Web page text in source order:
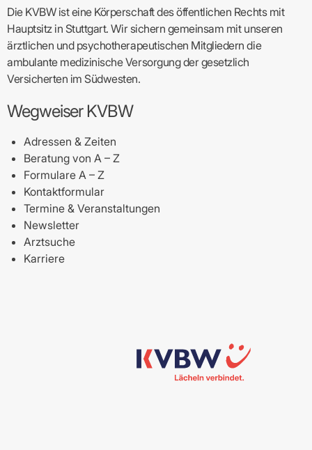
Die KVBW ist eine Körperschaft des öffentlichen Rechts mit
Hauptsitz in Stuttgart. Wir sichern gemeinsam mit unseren
ärztlichen und psychotherapeutischen Mitgliedern die
ambulante medizinische Versorgung der gesetzlich
Versicherten im Südwesten.
Wegweiser KVBW
Adressen & Zeiten
Beratung von A – Z
Formulare A – Z
Kontaktformular
Termine & Veranstaltungen
Newsletter
Arztsuche
Karriere